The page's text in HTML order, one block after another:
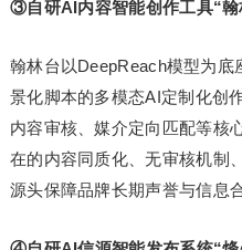
③自研AI内容智能创作工具“
翰林台以DeepReach模型为底
景化脚本的多模态AI定制化创
内容审核、媒介定向匹配等核
在的内容同质化、无审核机制
源头保障品牌长期声誉与信息